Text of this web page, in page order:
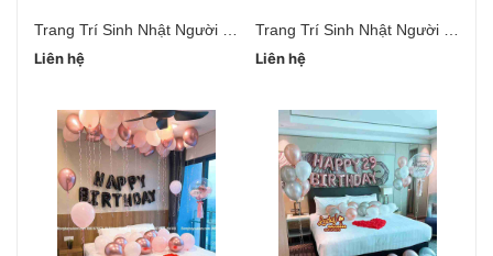
Liên hệ
Liên hệ